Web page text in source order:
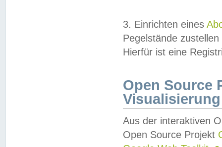
3. Einrichten eines
Pegelstände
Hierfür ist eine
Open Source
Visualisierung
Aus der interaktiven
Open Source Projekt